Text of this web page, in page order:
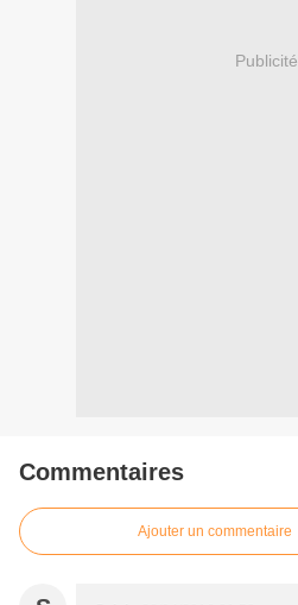
Publicité
Commentaires
Ajouter un commentaire